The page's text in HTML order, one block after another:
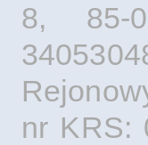
8, 85-
nr KRS: